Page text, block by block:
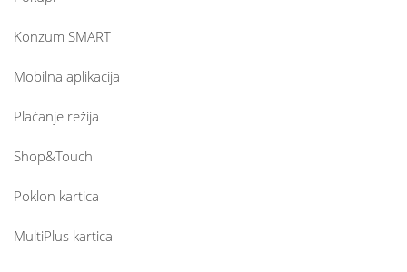
Konzum SMART
Mobilna aplikacija
Plaćanje režija
Shop&Touch
Poklon kartica
MultiPlus kartica